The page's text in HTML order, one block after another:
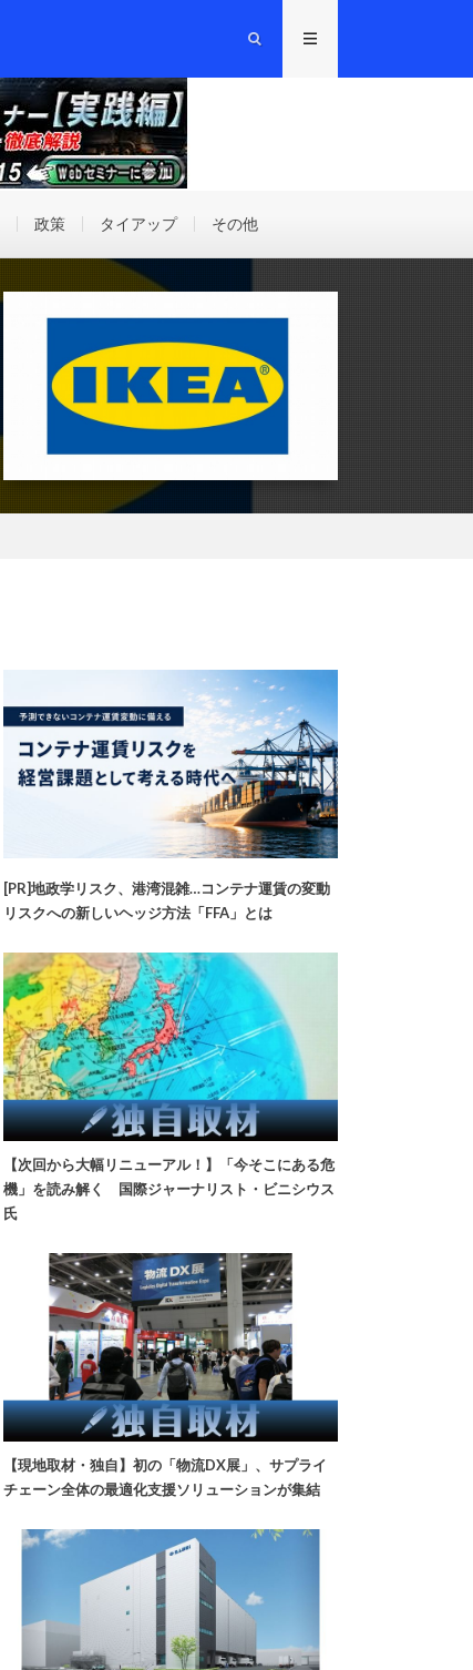
政策 タイアップ その他
[PR]地政学リスク、港湾混雑…コンテナ運賃の変動
リスクへの新しいヘッジ方法「FFA」とは
【次回から大幅リニューアル！】「今そこにある危
機」を読み解く 国際ジャーナリスト・ビニシウス
氏
【現地取材・独自】初の「物流DX展」、サプライ
チェーン全体の最適化支援ソリューションが集結